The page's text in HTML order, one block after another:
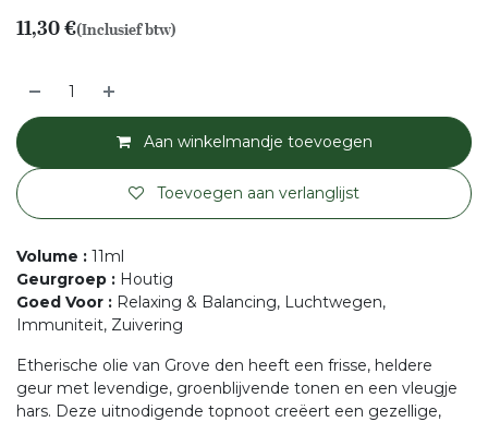
11,30€(Inclusief btw)
Aan winkelmandje toevoegen
Toevoegen aan verlanglijst
Volume : 11ml
Geurgroep : Houtig
Goed Voor : Relaxing & Balancing, Luchtwegen,
Immuniteit, Zuivering
Etherische olie van Grove den heeft een frisse, heldere
geur met levendige, groenblijvende tonen en een vleugje
hars. Deze uitnodigende topnoot creëert een gezellige,